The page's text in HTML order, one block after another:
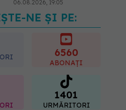
06.08.2026, 19:05
EXCLUSIV Brahiterapie
vs radioterapie externă în
cancerul ginecologic. Dr.
Sorin Bogdan (SANADOR)
explică diferența și cum
acționează tratamentul
NE ȘI PE:
6560
ABONAȚI
1401
URMĂRITORI